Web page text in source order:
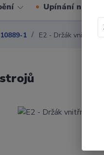
Upínání
1 E2 - Držák vnitřních